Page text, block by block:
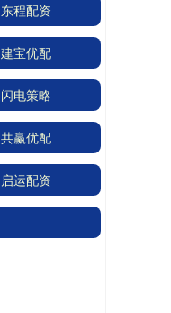
东程配资
建宝优配
闪电策略
共赢优配
启运配资